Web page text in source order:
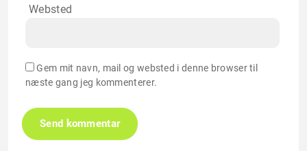
Websted
Gem mit navn, mail og websted i denne browser til
næste gang jeg kommenterer.